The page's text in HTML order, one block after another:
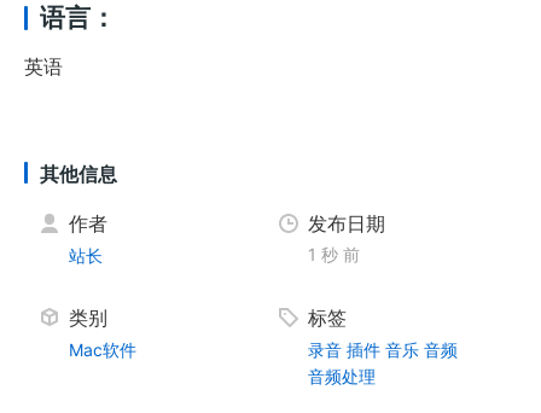
语言：
英语
其他信息
作者
站长
发布日期
1 秒 前
类别
Mac软件
标签
录音 插件 音乐 音频
音频处理